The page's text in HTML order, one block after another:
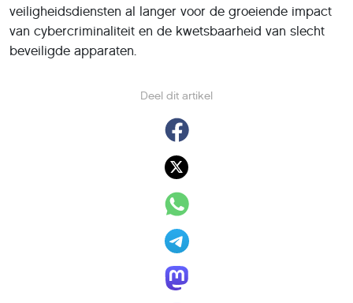
Deel dit artikel
veiligheidsdiensten al langer voor de groeiende impact
van cybercriminaliteit en de kwetsbaarheid van slecht
beveiligde apparaten.